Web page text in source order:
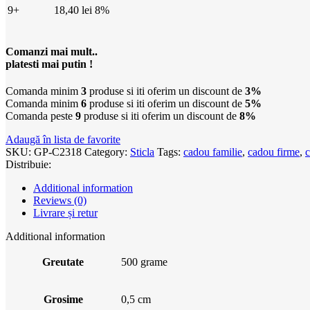
9+
18,40 lei 8%
Comanzi mai mult..
platesti mai putin !
Comanda minim 3 produse si iti oferim un discount de 3%
Comanda minim 6 produse si iti oferim un discount de 5%
Comanda peste 9 produse si iti oferim un discount de 8%
Adaugă în lista de favorite
SKU: GP-C2318 Category: Sticla Tags: cadou familie, cadou firme,
Distribuie:
Additional information
Reviews (0)
Livrare și retur
Additional information
Greutate 500 grame
Grosime 0,5 cm